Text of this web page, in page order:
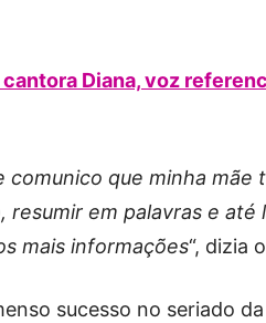
cantora Diana, voz
comunico que minha mãe
em palavras e até
mais informações“, dizia
sucesso no seriado